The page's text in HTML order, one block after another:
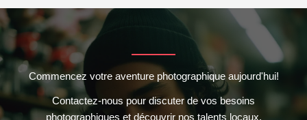
Commencez votre aventure photographique aujourd'hui!
Contactez-nous pour discuter de vos besoins
photographiques et découvrir nos talents locaux.